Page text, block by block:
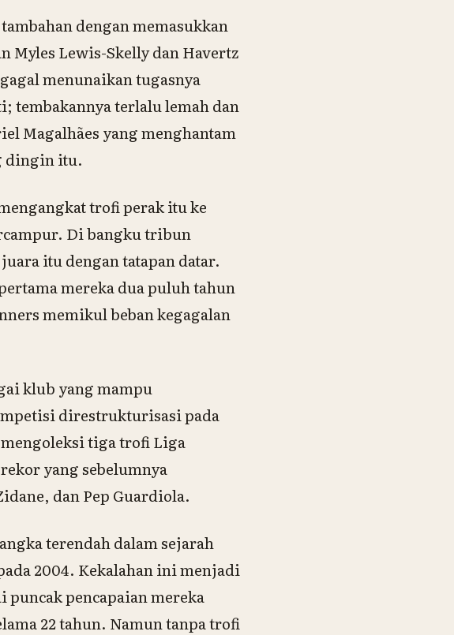
dengan memasukkan
Myles Lewis-Skelly dan Havertz
menunaikan tugasnya
tembakannya terlalu lemah dan
Magalhães yang menghantam
dingin itu.
trofi perak itu ke
Di bangku tribun
itu dengan tatapan datar.
mereka dua puluh tahun
memikul beban kegagalan
klub yang mampu
direstrukturisasi pada
tiga trofi Liga
yang sebelumnya
dan Pep Guardiola.
terendah dalam sejarah
2004. Kekalahan ini menjadi
pencapaian mereka
22 tahun. Namun tanpa trofi